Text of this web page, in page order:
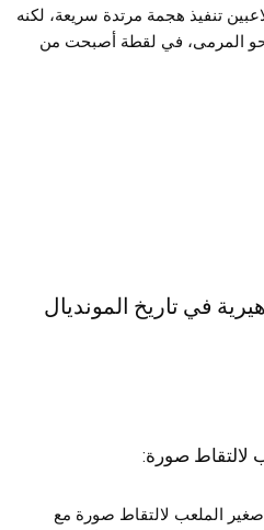
أحد اللاعبين تنفيذ هجمة مرتدة سريعة، لكنه
المرمى، في لقطة أصبحت من
في تاريخ المونديال
لالتقاط صورة:
طفل صغير الملعب لالتقاط صورة مع